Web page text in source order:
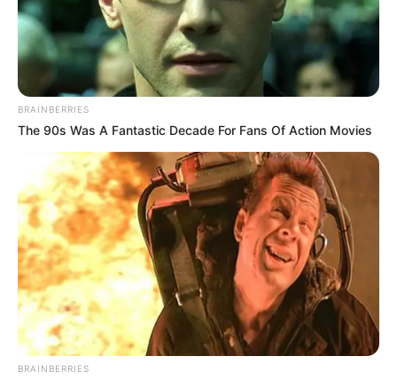
BRAINBERRIES
The 90s Was A Fantastic Decade For Fans Of Action Movies
BRAINBERRIES